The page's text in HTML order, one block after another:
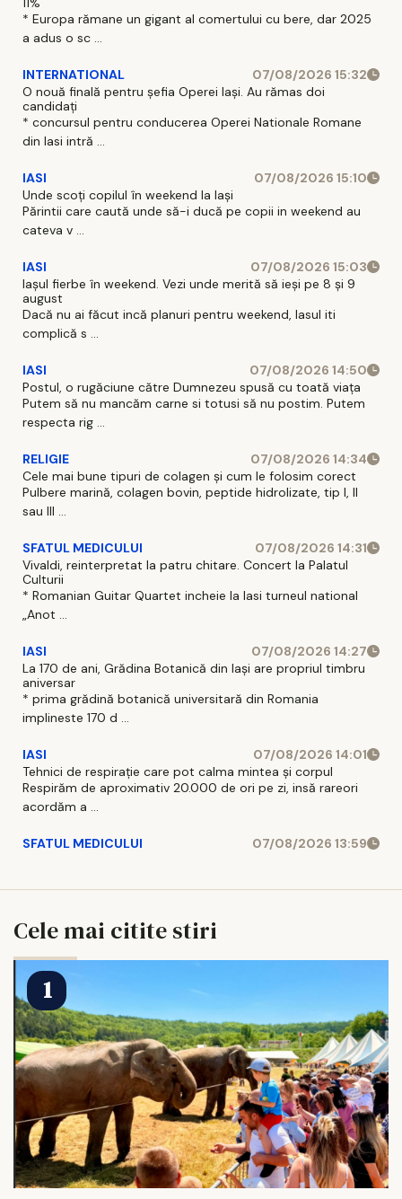
* Europa rămane un gigant al comertului cu bere, dar 2025
a adus o sc ...
INTERNATIONAL
07/08/2026 15:32
O nouă finală pentru șefia Operei Iași. Au rămas doi
candidați
* concursul pentru conducerea Operei Nationale Romane
din Iasi intră ...
IASI
07/08/2026 15:10
Unde scoți copilul în weekend la Iași
Părintii care caută unde să-i ducă pe copii in weekend au
cateva v ...
IASI
07/08/2026 15:03
Iașul fierbe în weekend. Vezi unde merită să ieși pe 8 și 9
august
Dacă nu ai făcut incă planuri pentru weekend, Iasul iti
complică s ...
IASI
07/08/2026 14:50
Postul, o rugăciune către Dumnezeu spusă cu toată viața
Putem să nu mancăm carne si totusi să nu postim. Putem
respecta rig ...
RELIGIE
07/08/2026 14:34
Cele mai bune tipuri de colagen și cum le folosim corect
Pulbere marină, colagen bovin, peptide hidrolizate, tip I, II
sau III ...
SFATUL MEDICULUI
07/08/2026 14:31
Vivaldi, reinterpretat la patru chitare. Concert la Palatul
Culturii
* Romanian Guitar Quartet incheie la Iasi turneul national
„Anot ...
IASI
07/08/2026 14:27
La 170 de ani, Grădina Botanică din Iași are propriul timbru
aniversar
* prima grădină botanică universitară din Romania
implineste 170 d ...
IASI
07/08/2026 14:01
Tehnici de respirație care pot calma mintea și corpul
Respirăm de aproximativ 20.000 de ori pe zi, insă rareori
acordăm a ...
SFATUL MEDICULUI 07/08/2026 13:59
Cele mai citite stiri